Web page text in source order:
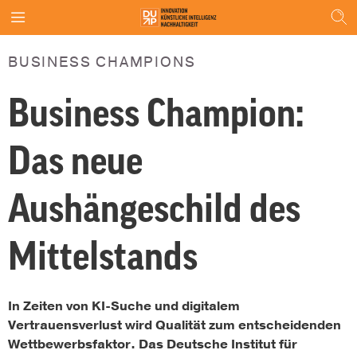
BUSINESS CHAMPIONS
Business Champion:
Das neue
Aushängeschild des
Mittelstands
In Zeiten von KI-Suche und digitalem
Vertrauensverlust wird Qualität zum entscheidenden
Wettbewerbsfaktor. Das Deutsche Institut für